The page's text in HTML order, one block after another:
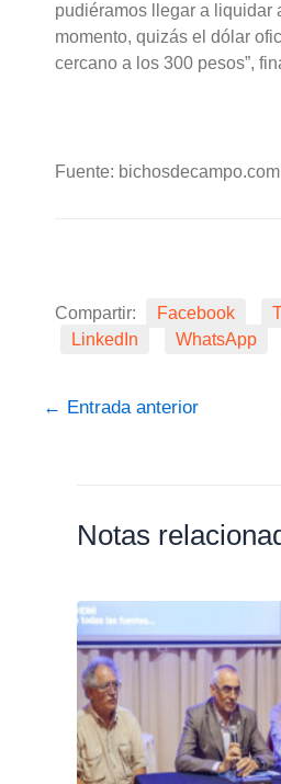
pudiéramos llegar a liquidar
momento, quizás el dólar
cercano a los 300 pesos”,
Fuente: bichosdecampo.com
Compartir: Facebook
LinkedIn
WhatsApp
← Entrada anterior
Notas